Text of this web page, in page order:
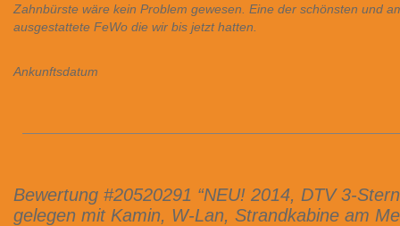
Zahnbürste wäre kein Problem gewesen. Eine der schönsten und
ausgestattete FeWo die wir bis jetzt hatten.
Ankunftsdatum
Bewertung #20520291 “NEU! 2014, DTV 3-
gelegen mit Kamin, W-Lan, Strandkabine am